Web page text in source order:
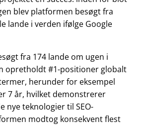
blev platformen besøgt fra
lande i verden ifølge Google
fra 174 lande om ugen i
opretholdt #1-positioner globalt
herunder for eksempel
7 år, hvilket demonstrerer
nye teknologier til SEO-
modtog konsekvent flest